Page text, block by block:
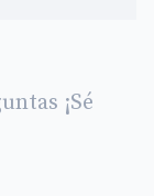
¡Sé